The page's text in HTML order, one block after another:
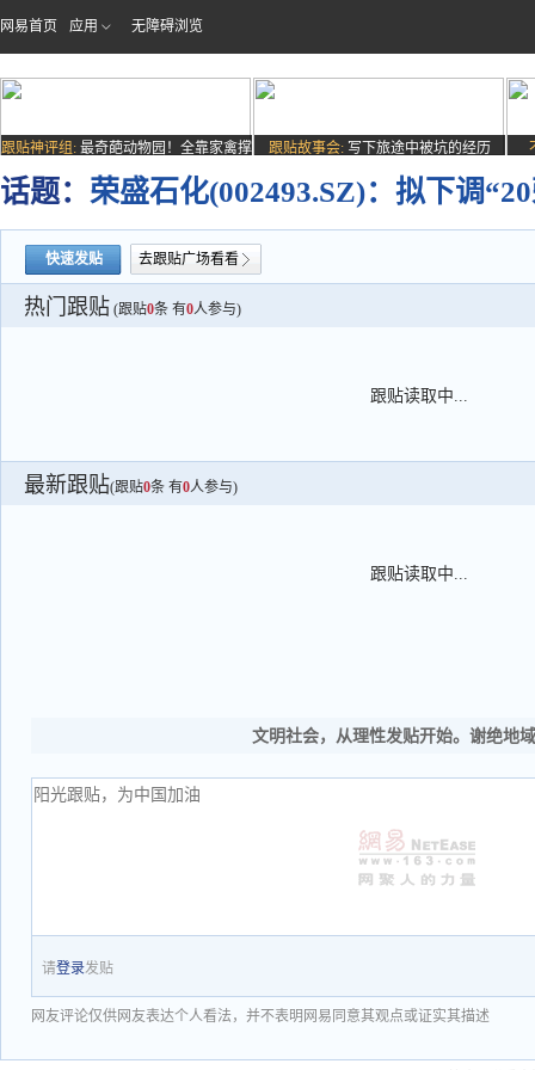
网易首页 应用 无障碍浏览
跟贴神评组: 最奇葩动物园！全靠家禽撑
场子
跟贴故事会: 写下旅途中被坑的经历
话题： 荣盛石化(002493.SZ)：拟下调
快速发贴 去跟贴广场看看
热门跟贴 (跟贴0条 有0人参与)
跟贴读取中...
最新跟贴(跟贴0条 有0人参与)
跟贴读取中...
文明社会，从理性发贴开始。谢绝地
请登录发贴
网友评论仅供网友表达个人看法，并不表明网易同意其观点或证实其描述